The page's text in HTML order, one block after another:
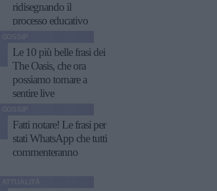
ridisegnando il
processo educativo
Le 10 più belle frasi dei
The Oasis, che ora
possiamo tornare a
sentire live
Fatti notare! Le frasi per
stati WhatsApp che tutti
commenteranno